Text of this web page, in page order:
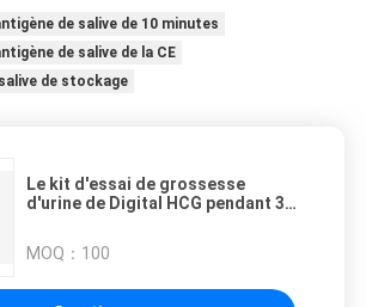
de salive de 10 minutes
de salive de la CE
de stockage
Le kit d'essai de grossesse
d'urine de Digital HCG pendant 3-5
MOQ： 100